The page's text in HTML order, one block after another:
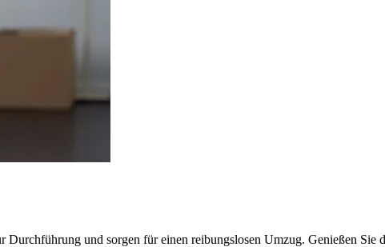
und sorgen für einen reibungslosen Umzug. Genießen Sie